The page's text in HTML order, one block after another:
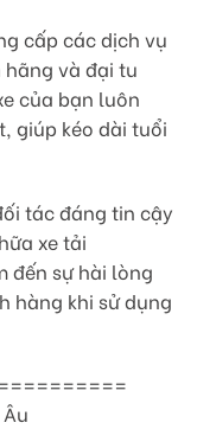
cấp các dịch vụ
và đại tu
của bạn luôn
giúp kéo dài tuổi
tác đáng tin cậy
xe tải
đến sự hài lòng
hàng khi sử dụng